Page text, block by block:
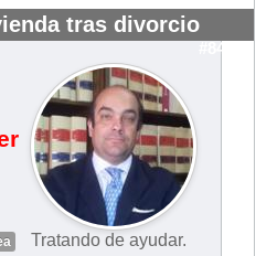
tras divorcio
#8467
Tratando de ayudar.